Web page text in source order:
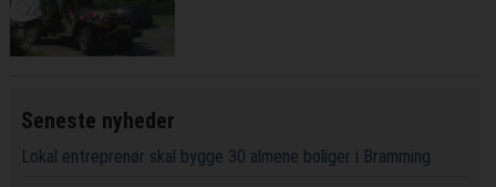
Seneste nyheder
Lokal entreprenør skal bygge 30 almene boliger i Bramming